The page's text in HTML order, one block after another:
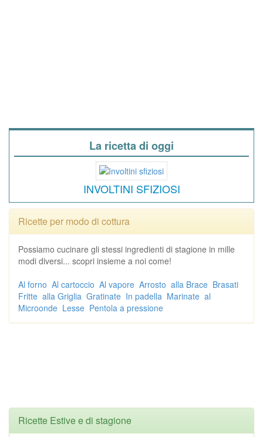
La ricetta di oggi
INVOLTINI SFIZIOSI
Ricette per modo di cottura
Possiamo cucinare gli stessi ingredienti di stagione in mille
modi diversi... scopri insieme a noi come!
Al forno Al cartoccio Al vapore Arrosto alla Brace Brasati
Fritte alla Griglia Gratinate In padella Marinate al
Microonde Lesse Pentola a pressione
Ricette Estive e di stagione